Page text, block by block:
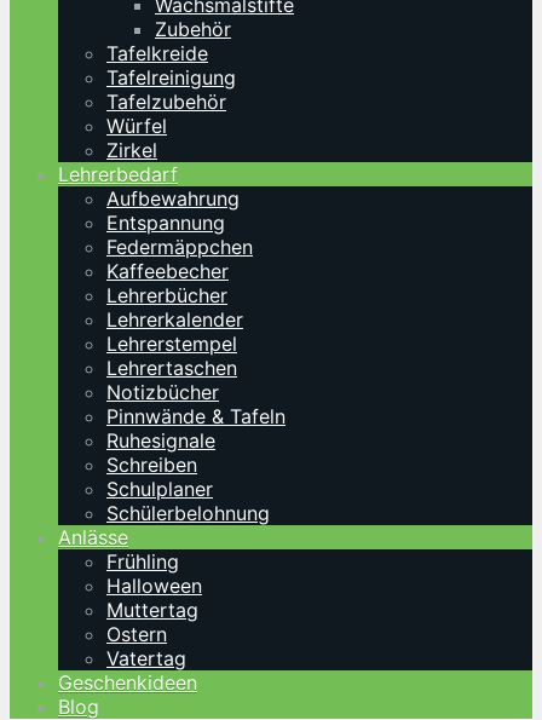
Wachsmalstifte
Zubehör
Tafelkreide
Tafelreinigung
Tafelzubehör
Würfel
Zirkel
Lehrerbedarf
Aufbewahrung
Entspannung
Federmäppchen
Kaffeebecher
Lehrerbücher
Lehrerkalender
Lehrerstempel
Lehrertaschen
Notizbücher
Pinnwände & Tafeln
Ruhesignale
Schreiben
Schulplaner
Schülerbelohnung
Anlässe
Frühling
Halloween
Muttertag
Ostern
Vatertag
Geschenkideen
Blog